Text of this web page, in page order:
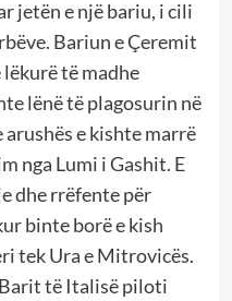
jetën e një bariu, i cili
Bariun e Çeremit
të madhe
lënë të plagosurin në
e kishte marrë
nga Lumi i Gashit. E
dhe rrëfente për
binte borë e kish
tek Ura e Mitrovicës.
të Italisë piloti